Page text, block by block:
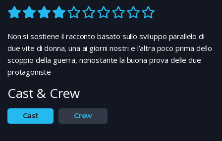
Non si sostiene il racconto basato sullo sviluppo parallelo di
due vite di donna, una ai giorni nostri e l’altra poco prima dello
scoppio della guerra, nonostante la buona prova delle due
protagoniste
Cast & Crew
Cast Crew